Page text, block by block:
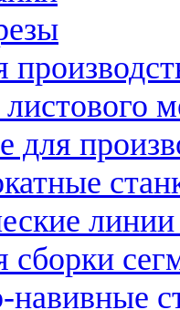
для
линии
сборки
навивные